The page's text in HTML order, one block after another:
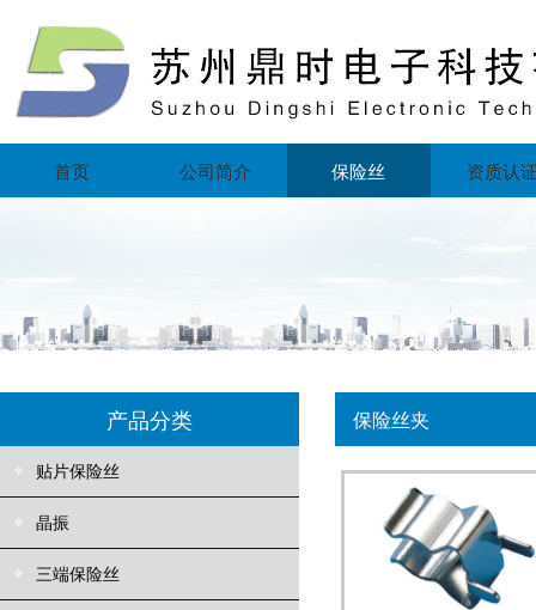
首页 公司简介 保险丝 资质认
产品分类
贴片保险丝
晶振
三端保险丝
保险丝夹